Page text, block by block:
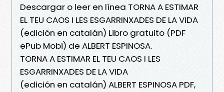
Descargar o leer en línea TORNA A ESTIMAR
EL TEU CAOS I LES ESGARRINXADES DE LA VIDA
(edición en catalán) Libro gratuito (PDF
ePub Mobi) de ALBERT ESPINOSA.
TORNA A ESTIMAR EL TEU CAOS I LES
ESGARRINXADES DE LA VIDA
(edición en catalán) ALBERT ESPINOSA PDF,